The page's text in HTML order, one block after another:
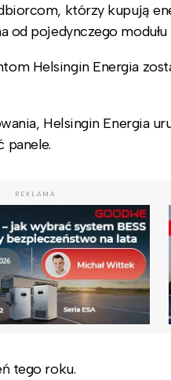
którzy kupują
od pojedynczego
Helsingin Energia
Helsingin Energia
panele.
REKLAMA
tego roku.